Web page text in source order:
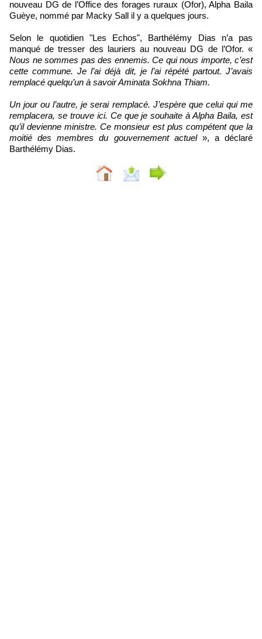
nouveau DG de l’Office des forages ruraux (Ofor), Alpha Baila
Guèye, nommé par Macky Sall il y a quelques jours.
Selon le quotidien "Les Echos", Barthélémy Dias n’a pas
manqué de tresser des lauriers au nouveau DG de l’Ofor. «
Nous ne sommes pas des ennemis. Ce qui nous importe, c’est
cette commune. Je l’ai déjà dit, je l’ai répété partout. J’avais
remplacé quelqu’un à savoir Aminata Sokhna Thiam.
Un jour ou l’autre, je serai remplacé. J’espère que celui qui me
remplacera, se trouve ici. Ce que je souhaite à Alpha Baila, est
qu’il devienne ministre. Ce monsieur est plus compétent que la
moitié des membres du gouvernement actuel », a déclaré
Barthélémy Dias.